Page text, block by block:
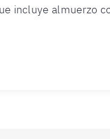
incluye almuerzo